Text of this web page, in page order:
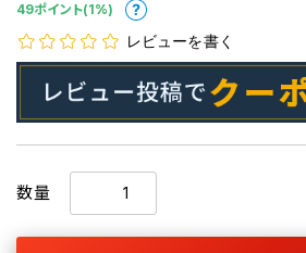
49ポイント(1%)
レビューを書く
数量